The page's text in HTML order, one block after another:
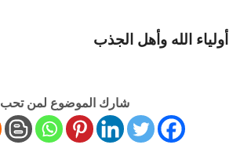
أولياء الله وأهل الجذب
شارك الموضوع لمن تحب